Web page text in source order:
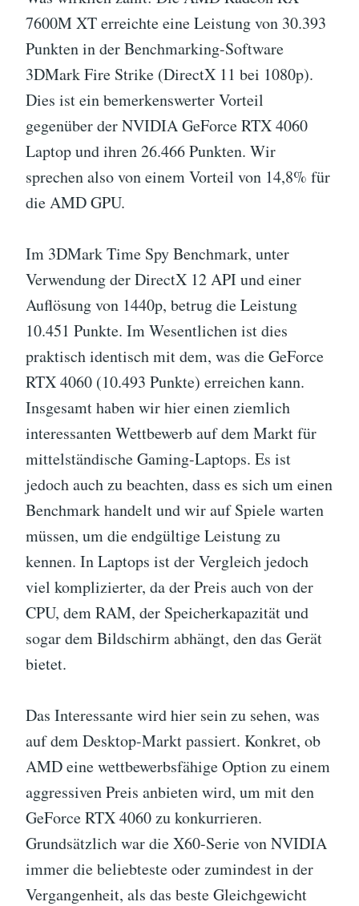
7600M XT erreichte eine Leistung von 30.393
Punkten in der Benchmarking-Software
3DMark Fire Strike (DirectX 11 bei 1080p).
Dies ist ein bemerkenswerter Vorteil
gegenüber der NVIDIA GeForce RTX 4060
Laptop und ihren 26.466 Punkten. Wir
sprechen also von einem Vorteil von 14,8% für
die AMD GPU.
Im 3DMark Time Spy Benchmark, unter
Verwendung der DirectX 12 API und einer
Auflösung von 1440p, betrug die Leistung
10.451 Punkte. Im Wesentlichen ist dies
praktisch identisch mit dem, was die GeForce
RTX 4060 (10.493 Punkte) erreichen kann.
Insgesamt haben wir hier einen ziemlich
interessanten Wettbewerb auf dem Markt für
mittelständische Gaming-Laptops. Es ist
jedoch auch zu beachten, dass es sich um einen
Benchmark handelt und wir auf Spiele warten
müssen, um die endgültige Leistung zu
kennen. In Laptops ist der Vergleich jedoch
viel komplizierter, da der Preis auch von der
CPU, dem RAM, der Speicherkapazität und
sogar dem Bildschirm abhängt, den das Gerät
bietet.
Das Interessante wird hier sein zu sehen, was
auf dem Desktop-Markt passiert. Konkret, ob
AMD eine wettbewerbsfähige Option zu einem
aggressiven Preis anbieten wird, um mit den
GeForce RTX 4060 zu konkurrieren.
Grundsätzlich war die X60-Serie von NVIDIA
immer die beliebteste oder zumindest in der
Vergangenheit, als das beste Gleichgewicht